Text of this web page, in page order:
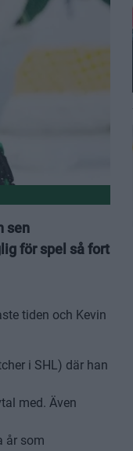
sen
för spel så fort
tiden och Kevin
i SHL) där han
med. Även
år som